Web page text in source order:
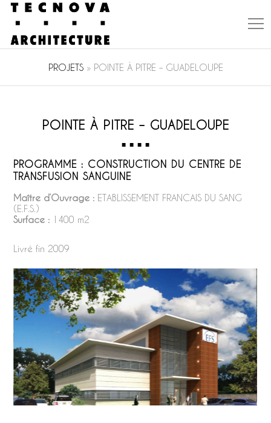
PROJETS» POINTE À PITRE – GUADELOUPE
POINTE À PITRE – GUADELOUPE
PROGRAMME : CONSTRUCTION DU CENTRE DE
TRANSFUSION SANGUINE
Maître d’Ouvrage : ETABLISSEMENT FRANCAIS DU SANG
(E.F.S.)
Surface : 1400 m2
Livré fin 2009